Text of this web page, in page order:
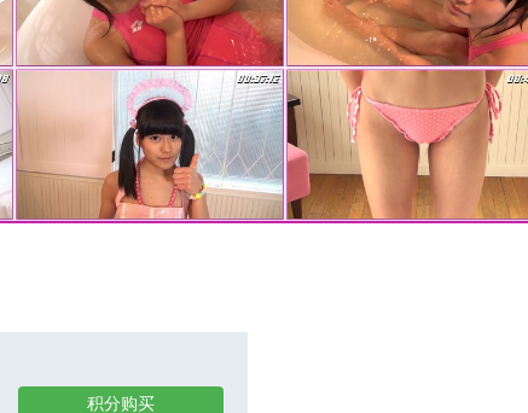
积分购买